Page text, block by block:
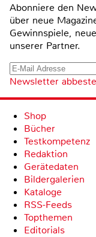
Abonniere den
über neue
Gewinnspiele,
unserer Partner.
Newsletter
Shop
Bücher
Testkompetenz
Redaktion
Gerätedaten
Bildergalerien
Kataloge
RSS-Feeds
Topthemen
Editorials